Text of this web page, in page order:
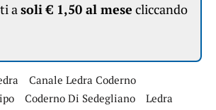
asoli € 1,50 al mese cliccando
Canale Ledra Coderno
Coderno Di Sedegliano
Ledra